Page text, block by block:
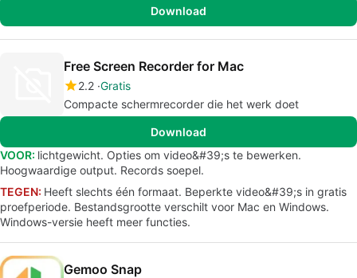
Download
Free Screen Recorder for Mac
2.2 Gratis
Compacte schermrecorder die het werk doet
Download
VOOR: lichtgewicht. Opties om video&#39;s te bewerken.
Hoogwaardige output. Records soepel.
TEGEN: Heeft slechts één formaat. Beperkte video&#39;s in gratis
proefperiode. Bestandsgrootte verschilt voor Mac en Windows.
Windows-versie heeft meer functies.
Gemoo Snap